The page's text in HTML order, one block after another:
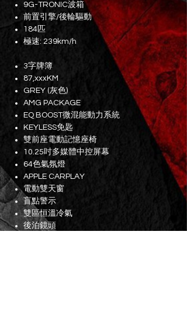
9G-TRONIC波箱
前置引擎/後輪驅動
184匹
極速: 239km/h
3字牌簿
87,xxxKM
GREY (灰色)
AMG PACKAGE
EQ BOOST微混能動力系統
KEYLESS免匙
雙前座電動記憶座椅
10.25吋多媒體中控屏幕
64色氣氛燈
APPLE CARPLAY
電動雙天窗
盲點警示
雙區恒溫冷氣
後泊鏡頭